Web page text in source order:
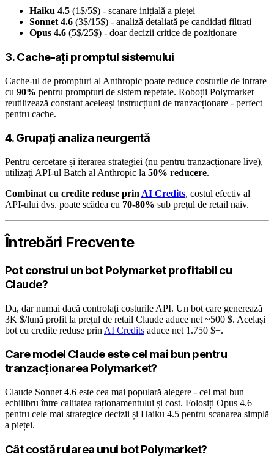
Haiku 4.5 (1$/5$) - scanare inițială a pieței
Sonnet 4.6 (3$/15$) - analiză detaliată pe candidați filtrați
Opus 4.6 (5$/25$) - doar decizii critice de poziționare
3. Cache-ați promptul sistemului
Cache-ul de prompturi al Anthropic poate reduce costurile de intrare
cu 90% pentru prompturi de sistem repetate. Roboții Polymarket
reutilizează constant aceleași instrucțiuni de tranzacționare - perfect
pentru cache.
4. Grupați analiza neurgentă
Pentru cercetare și iterarea strategiei (nu pentru tranzacționare live),
utilizați API-ul Batch al Anthropic la 50% reducere.
Combinat cu credite reduse prin AI Credits, costul efectiv al
API-ului dvs. poate scădea cu 70-80% sub prețul de retail naiv.
Întrebări Frecvente
Pot construi un bot Polymarket profitabil cu
Claude?
Da, dar numai dacă controlați costurile API. Un bot care generează
3K $/lună profit la prețul de retail Claude aduce net ~500 $. Același
bot cu credite reduse prin AI Credits aduce net 1.750 $+.
Care model Claude este cel mai bun pentru
tranzacționarea Polymarket?
Claude Sonnet 4.6 este cea mai populară alegere - cel mai bun
echilibru între calitatea raționamentului și cost. Folosiți Opus 4.6
pentru cele mai strategice decizii și Haiku 4.5 pentru scanarea simplă
a pieței.
Cât costă rularea unui bot Polymarket?